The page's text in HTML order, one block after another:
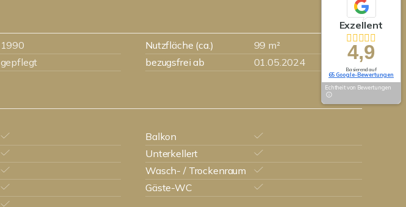
1990 Nutzfläche (ca.)
99 m²
gepflegt bezugsfrei ab 01.05.2024
Balkon
Unterkellert
Wasch- / Trockenraum
Gäste-WC
Exzellent
4,9
Basierend auf
65 Google-Bewertungen
Echtheit von Bewertungen